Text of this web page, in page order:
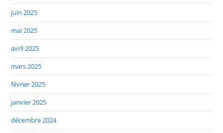
juin 2025
mai 2025
avril 2025
mars 2025
février 2025
janvier 2025
décembre 2024